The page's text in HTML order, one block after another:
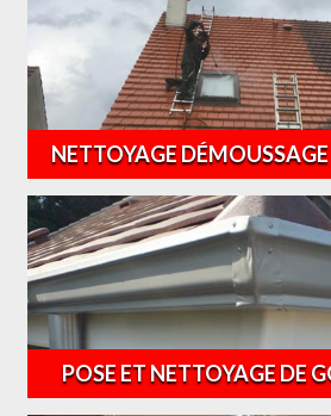
NETTOYAGE
POSE ET NETTOYAGE DE